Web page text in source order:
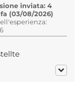
inviata: 4
(03/08/2026)